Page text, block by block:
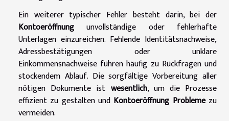
Ein weiterer typischer Fehler besteht darin, bei der
Kontoeröffnung unvollständige oder fehlerhafte
Unterlagen einzureichen. Fehlende Identitätsnachweise,
Adressbestätigungen oder unklare
Einkommensnachweise führen häufig zu Rückfragen und
stockendem Ablauf. Die sorgfältige Vorbereitung aller
nötigen Dokumente ist wesentlich, um die Prozesse
effizient zu gestalten und Kontoeröffnung Problemezu
vermeiden.